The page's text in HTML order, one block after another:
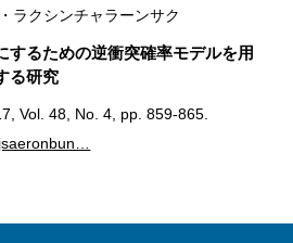
ラクシンチャラーンサク
するための逆衝突確率モデルを用
る研究
Vol. 48, No. 4, pp. 859-865.